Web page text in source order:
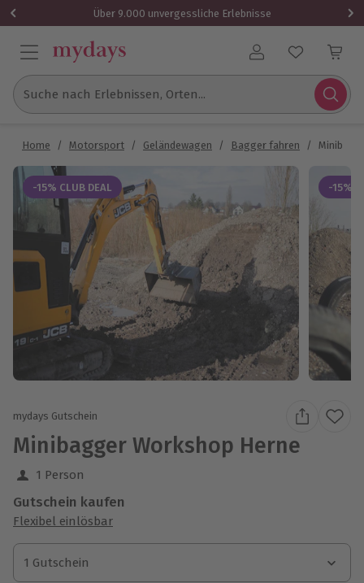
Über 9.000 unvergessliche Erlebnisse
Benutzerkonto
Suche nach Erlebnissen, Orten...
Home / Motorsport / Geländewagen / Bagger fahren /
-15% CLUB DEAL -15%
mydays Gutschein
Minibagger Workshop Herne
1 Person
Gutschein kaufen
Flexibel einlösbar
1 Gutschein
1 Gutschein
1 Gutschein